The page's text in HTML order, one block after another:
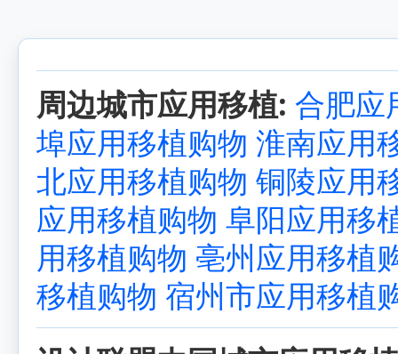
周边城市应用移植: 合肥应
埠应用移植购物 淮南应用
北应用移植购物 铜陵应用
应用移植购物 阜阳应用移
用移植购物 亳州应用移植
移植购物 宿州市应用移植